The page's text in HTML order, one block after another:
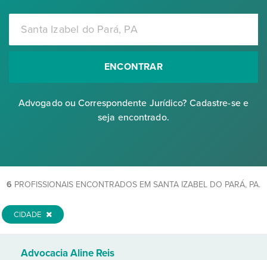
ENCONTRAR
Advogado ou Correspondente Jurídico? Cadastre-se e
seja encontrado.
6 PROFISSIONAIS ENCONTRADOS EM SANTA IZABEL DO PARÁ, PA.
CIDADE
Advocacia Aline Reis